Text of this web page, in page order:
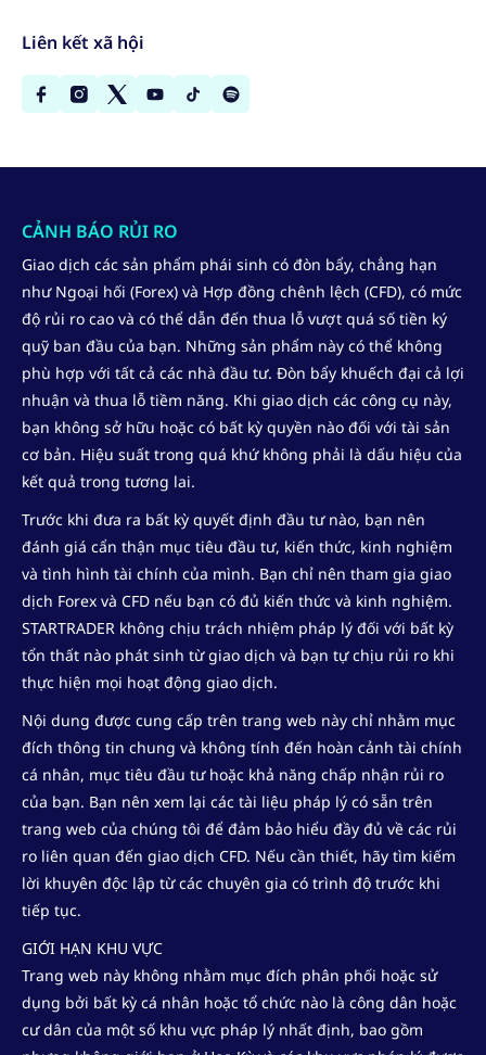
Liên kết xã hội
CẢNH BÁO RỦI RO
Giao dịch các sản phẩm phái sinh có đòn bẩy, chẳng hạn
như Ngoại hối (Forex) và Hợp đồng chênh lệch (CFD), có mức
độ rủi ro cao và có thể dẫn đến thua lỗ vượt quá số tiền ký
quỹ ban đầu của bạn. Những sản phẩm này có thể không
phù hợp với tất cả các nhà đầu tư. Đòn bẩy khuếch đại cả lợi
nhuận và thua lỗ tiềm năng. Khi giao dịch các công cụ này,
bạn không sở hữu hoặc có bất kỳ quyền nào đối với tài sản
cơ bản. Hiệu suất trong quá khứ không phải là dấu hiệu của
kết quả trong tương lai.
Trước khi đưa ra bất kỳ quyết định đầu tư nào, bạn nên
đánh giá cẩn thận mục tiêu đầu tư, kiến ​​thức, kinh nghiệm
và tình hình tài chính của mình. Bạn chỉ nên tham gia giao
dịch Forex và CFD nếu bạn có đủ kiến ​​thức và kinh nghiệm.
STARTRADER không chịu trách nhiệm pháp lý đối với bất kỳ
tổn thất nào phát sinh từ giao dịch và bạn tự chịu rủi ro khi
thực hiện mọi hoạt động giao dịch.
Nội dung được cung cấp trên trang web này chỉ nhằm mục
đích thông tin chung và không tính đến hoàn cảnh tài chính
cá nhân, mục tiêu đầu tư hoặc khả năng chấp nhận rủi ro
của bạn. Bạn nên xem lại các tài liệu pháp lý có sẵn trên
trang web của chúng tôi để đảm bảo hiểu đầy đủ về các rủi
ro liên quan đến giao dịch CFD. Nếu cần thiết, hãy tìm kiếm
lời khuyên độc lập từ các chuyên gia có trình độ trước khi
tiếp tục.
GIỚI HẠN KHU VỰC
Trang web này không nhằm mục đích phân phối hoặc sử
dụng bởi bất kỳ cá nhân hoặc tổ chức nào là công dân hoặc
cư dân của một số khu vực pháp lý nhất định, bao gồm